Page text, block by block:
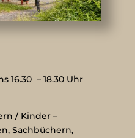
16.30 – 18.30 Uhr
/ Kinder –
Sachbüchern,